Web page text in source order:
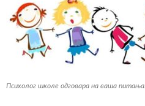
Психолог школе одговара на ваша питања.